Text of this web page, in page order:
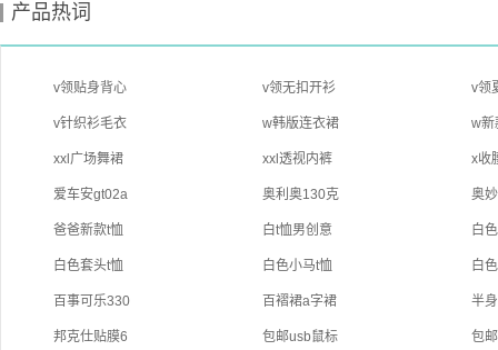
产品热词
v领贴身背心 v领无扣开衫 v领
v针织衫毛衣 w韩版连衣裙 w新
xxl广场舞裙 xxl透视内裤 x收
爱车安gt02a 奥利奥130克 奥
爸爸新款t恤 白t恤男创意 白
白色套头t恤 白色小马t恤 白
百事可乐330 百褶裙a字裙 半
邦克仕贴膜6 包邮usb鼠标 包